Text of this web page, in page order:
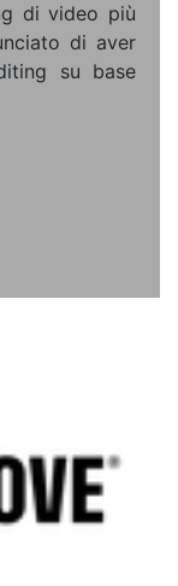
di video più
di aver
su base